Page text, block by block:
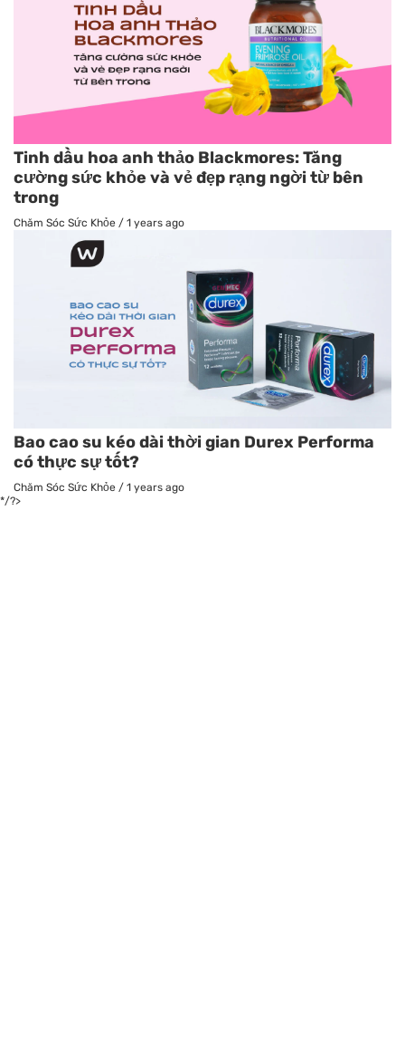
Tinh dầu hoa anh thảo Blackmores: Tăng
cường sức khỏe và vẻ đẹp rạng ngời từ bên
trong
Chăm Sóc Sức Khỏe / 1 years ago
Bao cao su kéo dài thời gian Durex Performa
có thực sự tốt?
Chăm Sóc Sức Khỏe / 1 years ago
*/?>